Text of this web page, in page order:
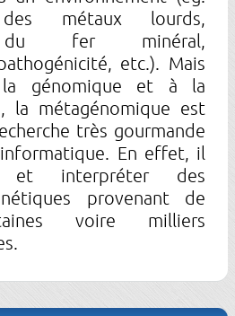
métaux lourds,
du fer minéral,
etc.). Mais
génomique et à la
la métagénomique est
très gourmande
En effet, il
et interpréter des
provenant de
voire milliers